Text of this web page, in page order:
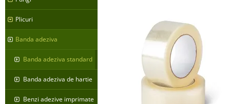
Plicuri
Banda adeziva
Banda adeziva standard
Banda adeziva de hartie
Benzi adezive imprimate